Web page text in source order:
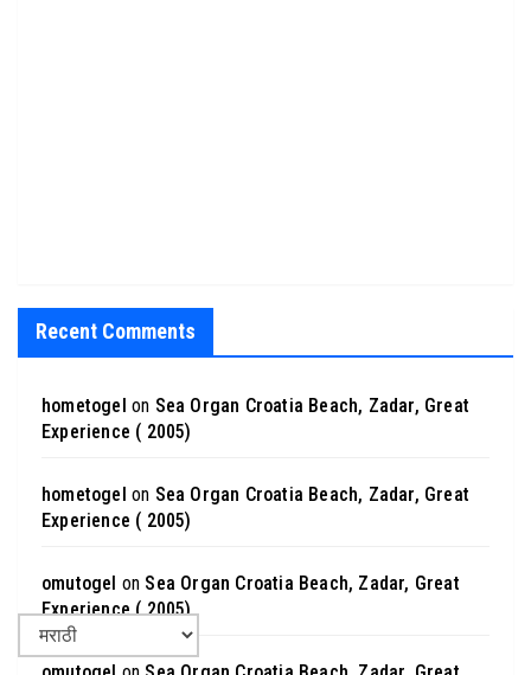
Recent Comments
hometogel on Sea Organ Croatia Beach, Zadar, Great
Experience ( 2005)
hometogel on Sea Organ Croatia Beach, Zadar, Great
Experience ( 2005)
omutogel on Sea Organ Croatia Beach, Zadar, Great
Experience ( 2005)